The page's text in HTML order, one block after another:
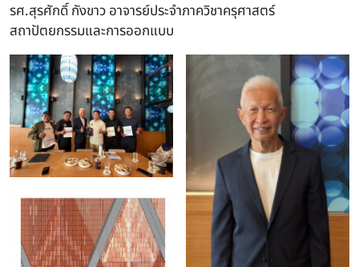
รศ.สุรศักดิ์ กังขาว อาจารย์ประจำภาควิชาครุศาสตร์
สถาปัตยกรรมและการออกแบบ